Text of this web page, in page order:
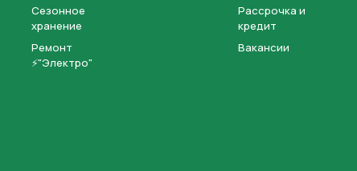
Сезонное
хранение
Ремонт
⚡"Электро"
Рассрочка и
кредит
Вакансии